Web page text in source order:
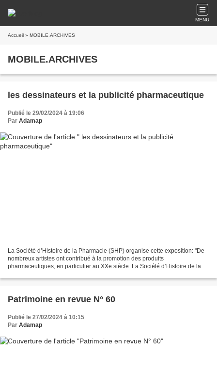
MENU
Accueil » MOBILE.ARCHIVES
MOBILE.ARCHIVES
les dessinateurs et la publicité pharmaceutique
Publié le 29/02/2024 à 19:06
Par Adamap
La Société d’Histoire de la Pharmacie (SHP) organise cette exposition: "De
nombreux artistes ont contribué à la promotion des produits
pharmaceutiques, en particulier au XXe siècle. La Société d’Histoire de la
Patrimoine en revue N° 60
Publié le 27/02/2024 à 10:15
Par Adamap